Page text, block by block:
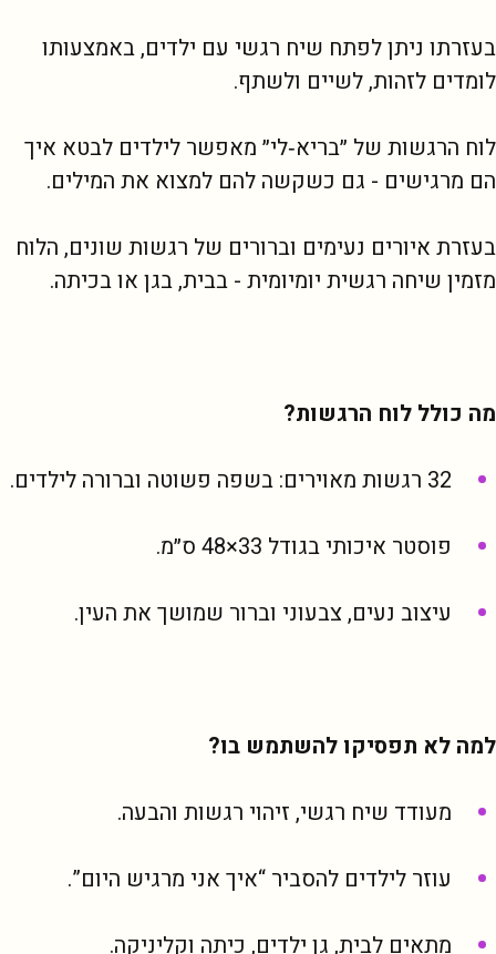
בעזרתו ניתן לפתח שיח רגשי עם ילדים, באמצעותו
לומדים לזהות, לשיים ולשתף.
לוח הרגשות של ״בריא‑לי״ מאפשר לילדים לבטא איך
הם מרגישים - גם כשקשה להם למצוא את המילים.
בעזרת איורים נעימים וברורים של רגשות שונים, הלוח
מזמין שיחה רגשית יומיומית - בבית, בגן או בכיתה.
מה כולל לוח הרגשות?
32 רגשות מאוירים: בשפה פשוטה וברורה לילדים.
פוסטר איכותי בגודל 33×48 ס״מ.
עיצוב נעים, צבעוני וברור שמושך את העין.
למה לא תפסיקו להשתמש בו?
מעודד שיח רגשי, זיהוי רגשות והבעה.
עוזר לילדים להסביר “איך אני מרגיש היום”.
מתאים לבית, גן ילדים, כיתה וקליניקה.